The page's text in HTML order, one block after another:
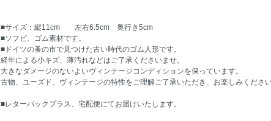
■サイズ：縦11cm 左右6.5cm 奥行き5cm
■ソフビ、ゴム素材です。
■ドイツの蚤の市で見つけた古い時代のゴム人形です。
経年による小キズ、薄汚れなどはご了承くださいませ。
大きなダメージのないよいヴィンテージコンディションを保っています。
古物、ユーズド、ヴィンテージの特性をご理解ご了承いただき、お楽しみください
■レターパックプラス、宅配便にてお届けいたします。